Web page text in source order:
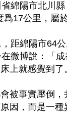
綿陽市北川
17公里，屬
距綿陽市64
微博說：「成
上就感覺到了
被事實壓倒，
因，而是一種